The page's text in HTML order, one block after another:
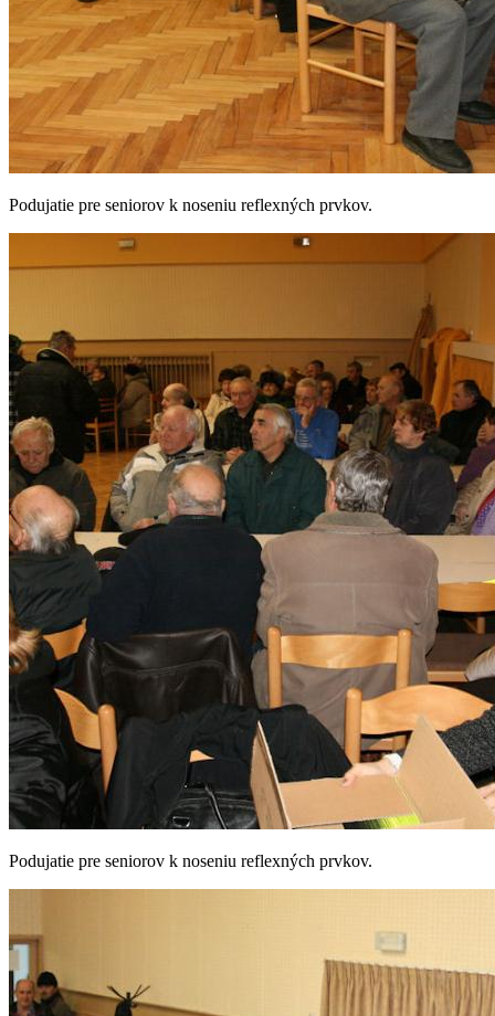
Podujatie pre seniorov k noseniu reflexných prvkov.
Podujatie pre seniorov k noseniu reflexných prvkov.